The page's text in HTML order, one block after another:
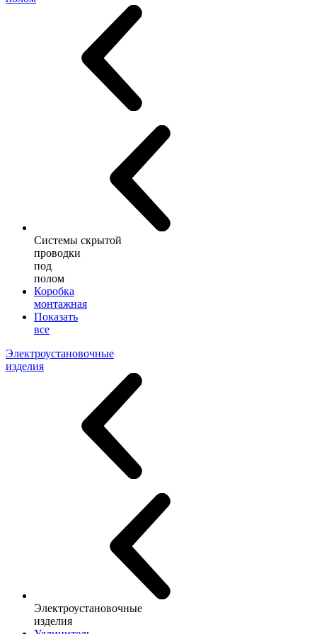
Системы скрытой
проводки
под
полом
Коробка
монтажная
Показать
все
Электроустановочные
изделия
Электроустановочные
изделия